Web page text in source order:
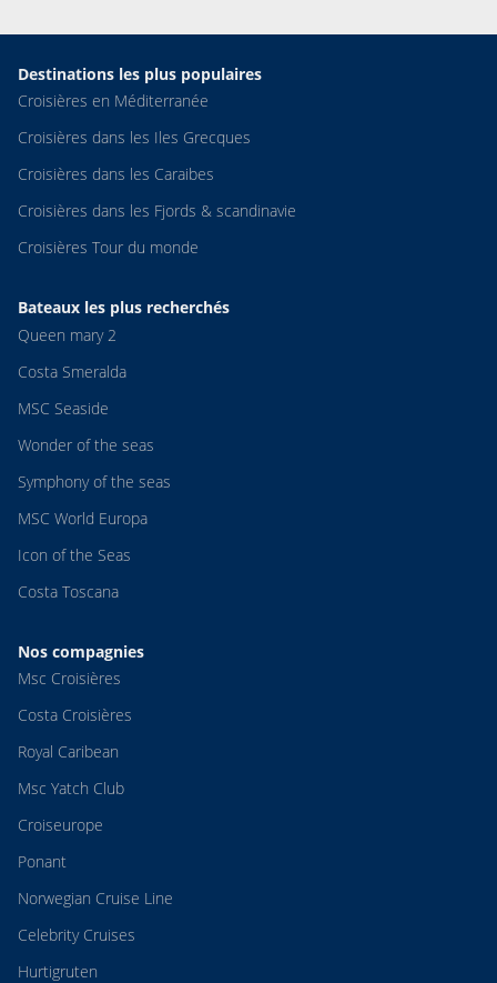
Destinations les plus populaires
Croisières en Méditerranée
Croisières dans les Iles Grecques
Croisières dans les Caraibes
Croisières dans les Fjords & scandinavie
Croisières Tour du monde
Bateaux les plus recherchés
Queen mary 2
Costa Smeralda
MSC Seaside
Wonder of the seas
Symphony of the seas
MSC World Europa
Icon of the Seas
Costa Toscana
Nos compagnies
Msc Croisières
Costa Croisières
Royal Caribean
Msc Yatch Club
Croiseurope
Ponant
Norwegian Cruise Line
Celebrity Cruises
Hurtigruten